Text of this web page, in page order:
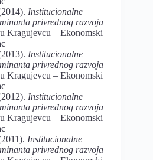
Institucionalne
privrednog razvoja
Kragujevcu – Ekonomski
Institucionalne
privrednog razvoja
Kragujevcu – Ekonomski
Institucionalne
privrednog razvoja
Kragujevcu – Ekonomski
Institucionalne
privrednog razvoja